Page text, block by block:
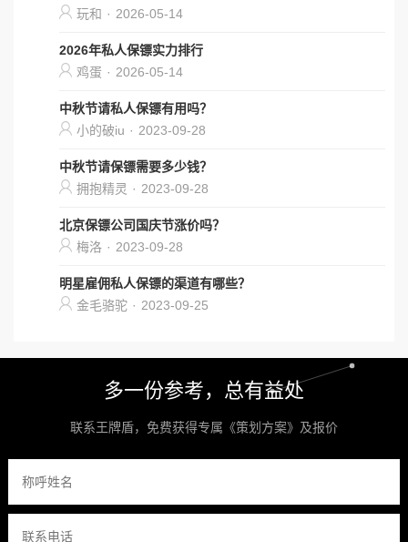
玩和 · 2026-05-14
2026年私人保镖实力排行
鸡蛋 · 2026-05-14
中秋节请私人保镖有用吗？
小的破iu · 2023-09-28
中秋节请保镖需要多少钱？
拥抱精灵 · 2023-09-28
北京保镖公司国庆节涨价吗？
梅洛 · 2023-09-28
明星雇佣私人保镖的渠道有哪些？
金毛骆驼 · 2023-09-25
多一份参考，总有益处
联系王牌盾，免费获得专属《策划方案》及报价